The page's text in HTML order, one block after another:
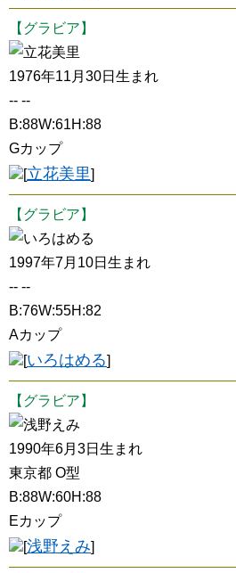
【グラビア】
立花美里
1976年11月30日生まれ
-- --
B:88W:61H:88
Gカップ
[立花美里]
【グラビア】
いろはめる
1997年7月10日生まれ
-- --
B:76W:55H:82
Aカップ
[いろはめる]
【グラビア】
浅野えみ
1990年6月3日生まれ
東京都 O型
B:88W:60H:88
Eカップ
[浅野えみ]